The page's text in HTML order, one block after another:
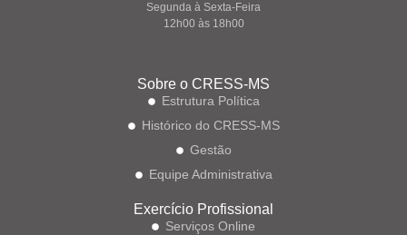
Segunda à Sexta-Feira
12h00 às 18h00
Sobre o CRESS-MS
Estrutura Política
Histórico do CRESS-MS
Gestão
Equipe Administrativa
Exercício Profissional
Serviços Online